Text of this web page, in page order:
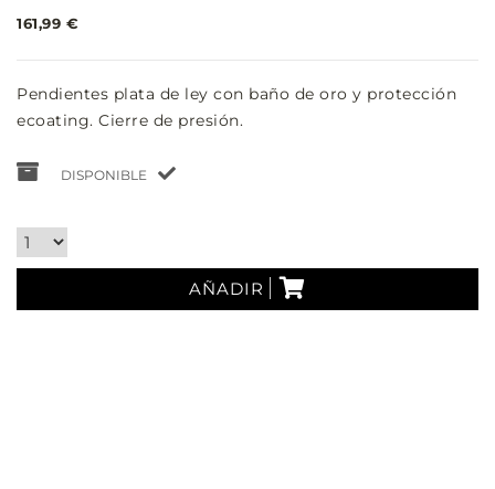
161,99 €
Pendientes plata de ley con baño de oro y protección
ecoating. Cierre de presión.
DISPONIBLE
AÑADIR